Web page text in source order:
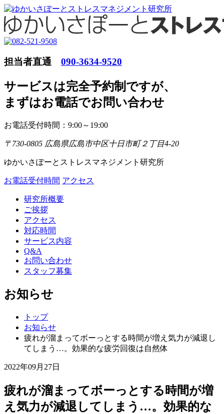
担当者直通 090-3634-9520
サービスは完全予約制ですが、
まずはお電話でお問い合わせ
お電話受付時間：9:00～19:00
〒730-0805 広島県広島市中区十日市町２丁目4-20
ゆかいさぽーとストレスマネジメント研究所
お電話受付時間 アクセス
研究所概要
ご挨拶
アクセス
対応時間
サービス内容
Q&A
お問い合わせ
スタッフ募集
お知らせ
トップ
お知らせ
疲れが溜まってボーっとする時間が増え気力が減退し
てしまう…。効果的な疲労回復は自然体
2022年09月27日
疲れが溜まってボーっとする時間が増
え気力が減退してしまう…。効果的な